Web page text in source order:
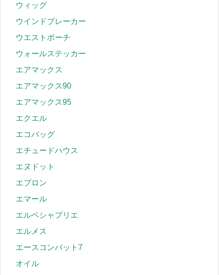
ウィッグ
ウインドブレーカー
ウエストポーチ
ウォールステッカー
エアマックス
エアマックス90
エアマックス95
エクエル
エコバッグ
エチュードハウス
エヌドット
エプロン
エマール
エルベシャプリエ
エルメス
エースコンバット7
オイル